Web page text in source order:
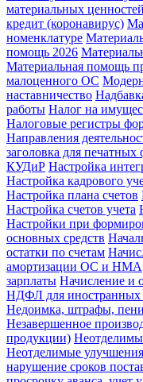
материальных ценностей
кредит (коронавирус)
номенклатуре
помощь 2026
Материальная помощь
малоценного ОС
наставничество
работы Налог на
Налоговые регистры
Направления
заголовка для печатных
КУДиР Настройка
Настройка кадрового
Настройка плана счетов
Настройка счетов учета
Настройки при
основных средств
остатки по счетам
амортизации ОС и НМА
зарплаты Начисление и
НДФЛ для иностранных
Недоимка, штрафы,
Незавершенное
продукции)
Неотделимые
нарушение сроков